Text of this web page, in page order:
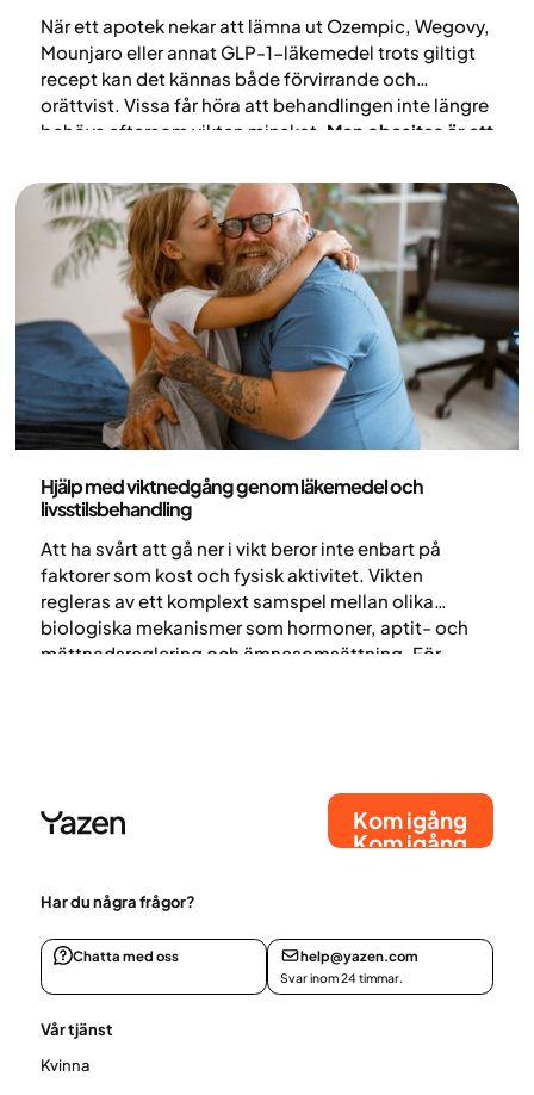
När ett apotek nekar att lämna ut Ozempic, Wegovy,
Mounjaro eller annat GLP-1-läkemedel trots giltigt
recept kan det kännas både förvirrande och
orättvist. Vissa får höra att behandlingen inte längre
behövs eftersom vikten minskat. Men obesitas är ett
vara en viktig del av behandlingen. Här förklaras vad
som gäller och vilka steg som kan tas.
Hjälp med viktnedgång genom läkemedel och
livsstilsbehandling
Att ha svårt att gå ner i vikt beror inte enbart på
faktorer som kost och fysisk aktivitet. Vikten
regleras av ett komplext samspel mellan olika
biologiska mekanismer som hormoner, aptit- och
mättnadsreglering och ämnesomsättning. För
Kom igång
Kom igång
Har du några frågor?
Chatta med oss help@yazen.com
Svar inom 24 timmar.
Vår tjänst
Kvinna